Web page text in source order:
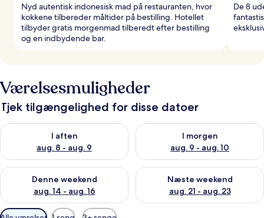
Nyd autentisk indonesisk mad på restauranten, hvor
kokkene tilbereder måltider på bestilling. Hotellet
tilbyder gratis morgenmad tilberedt efter bestilling
og en indbydende bar.
De 8
Værelsesmuligheder
Tjek tilgængelighed for disse datoer
I aften
aug. 8 - aug. 9
Tjek tilgængelighed for i aften aug. 8 - aug. 9
I morgen
aug. 9 - aug. 10
Tjek tilgængelighed for i
Denne weekend
aug. 14 - aug. 16
Tjek tilgængelighed for denne weekend aug. 14 - aug. 16
Næste weekend
aug. 21 - aug. 23
Tjek tilgængelighed for næste
Tilgængelige